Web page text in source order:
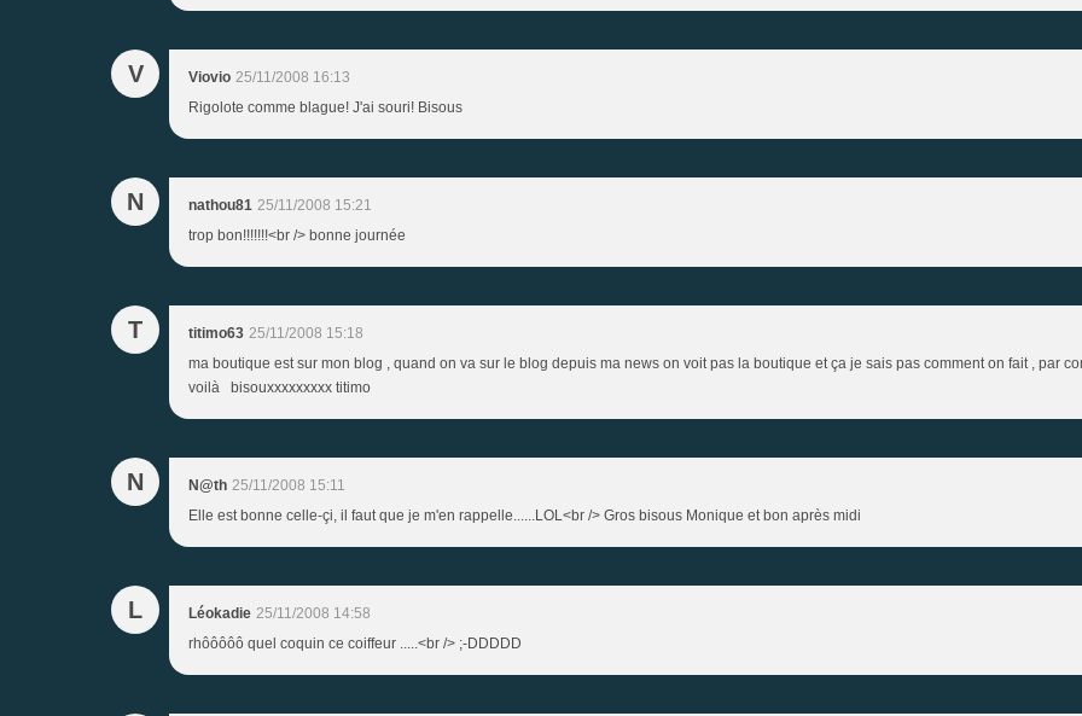
V Viovio 25/11/2008 16:13
Rigolote comme blague! J'ai souri! Bisous
N nathou81 25/11/2008 15:21
trop bon!!!!!!!<br /> bonne journée
T titimo63 25/11/2008 15:18
ma boutique est sur mon blog , quand on va sur le blog depuis ma news on voit pas la boutique et ça je sais pas comment on fait , par
voilà bisouxxxxxxxxx titimo
N N@th 25/11/2008 15:11
Elle est bonne celle-çi, il faut que je m'en rappelle......LOL<br /> Gros bisous Monique et bon après midi
L Léokadie 25/11/2008 14:58
rhôôôôô quel coquin ce coiffeur .....<br /> ;-DDDDD